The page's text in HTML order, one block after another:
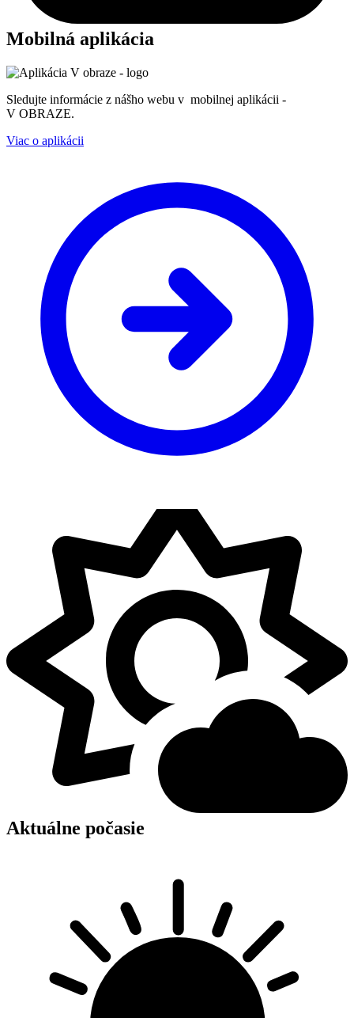
Mobilná aplikácia
Sledujte informácie z nášho webu v mobilnej aplikácii -
V OBRAZE.
Viac o aplikácii
Aktuálne počasie